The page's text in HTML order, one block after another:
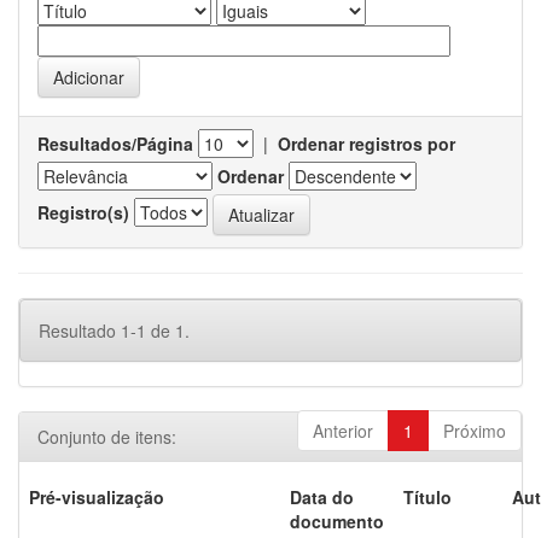
Resultados/Página | Ordenar registros por
Ordenar
Registro(s)
Resultado 1-1 de 1.
Anterior 1 Próximo
Conjunto de itens:
Pré-visualização
Data do
documento
Título